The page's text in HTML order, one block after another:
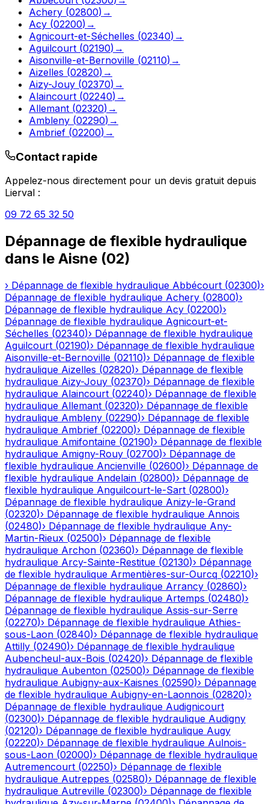
Achery (02800) →
Acy (02200) →
Agnicourt-et-Séchelles (02340) →
Aguilcourt (02190) →
Aisonville-et-Bernoville (02110) →
Aizelles (02820) →
Aizy-Jouy (02370) →
Alaincourt (02240) →
Allemant (02320) →
Ambleny (02290) →
Ambrief (02200) →
Contact rapide
Appelez-nous directement pour un devis gratuit depuis
Lierval :
09 72 65 32 50
Dépannage de flexible hydraulique
dans le Aisne (02)
› Dépannage de flexible hydraulique Abbécourt (02300)›
Dépannage de flexible hydraulique Achery (02800)›
Dépannage de flexible hydraulique Acy (02200)›
Dépannage de flexible hydraulique Agnicourt-et-
Séchelles (02340)› Dépannage de flexible hydraulique
Aguilcourt (02190)› Dépannage de flexible hydraulique
Aisonville-et-Bernoville (02110)› Dépannage de flexible
hydraulique Aizelles (02820)› Dépannage de flexible
hydraulique Aizy-Jouy (02370)› Dépannage de flexible
hydraulique Alaincourt (02240)› Dépannage de flexible
hydraulique Allemant (02320)› Dépannage de flexible
hydraulique Ambleny (02290)› Dépannage de flexible
hydraulique Ambrief (02200)› Dépannage de flexible
hydraulique Amifontaine (02190)› Dépannage de flexible
hydraulique Amigny-Rouy (02700)› Dépannage de
flexible hydraulique Ancienville (02600)› Dépannage de
flexible hydraulique Andelain (02800)› Dépannage de
flexible hydraulique Anguilcourt-le-Sart (02800)›
Dépannage de flexible hydraulique Anizy-le-Grand
(02320)› Dépannage de flexible hydraulique Annois
(02480)› Dépannage de flexible hydraulique Any-
Martin-Rieux (02500)› Dépannage de flexible
hydraulique Archon (02360)› Dépannage de flexible
hydraulique Arcy-Sainte-Restitue (02130)› Dépannage
de flexible hydraulique Armentières-sur-Ourcq (02210)›
Dépannage de flexible hydraulique Arrancy (02860)›
Dépannage de flexible hydraulique Artemps (02480)›
Dépannage de flexible hydraulique Assis-sur-Serre
(02270)› Dépannage de flexible hydraulique Athies-
sous-Laon (02840)› Dépannage de flexible hydraulique
Attilly (02490)› Dépannage de flexible hydraulique
Aubencheul-aux-Bois (02420)› Dépannage de flexible
hydraulique Aubenton (02500)› Dépannage de flexible
hydraulique Aubigny-aux-Kaisnes (02590)› Dépannage
de flexible hydraulique Aubigny-en-Laonnois (02820)›
Dépannage de flexible hydraulique Audignicourt
(02300)› Dépannage de flexible hydraulique Audigny
(02120)› Dépannage de flexible hydraulique Augy
(02220)› Dépannage de flexible hydraulique Aulnois-
sous-Laon (02000)› Dépannage de flexible hydraulique
Autremencourt (02250)› Dépannage de flexible
hydraulique Autreppes (02580)› Dépannage de flexible
hydraulique Autreville (02300)› Dépannage de flexible